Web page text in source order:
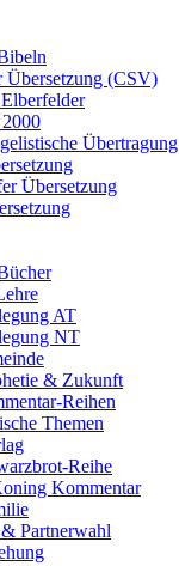
Übersetzung (CSV)
Übertragung
Übersetzung
AT
NT
& Zukunft
Reihen
Themen
Reihe
Kommentar
Partnerwahl